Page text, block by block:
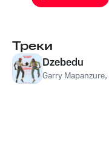
Треки
Dzebedu
Garry Mapanzure,